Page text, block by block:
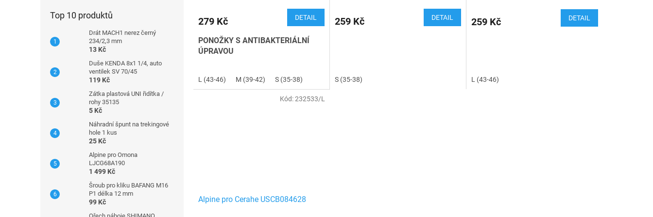
Top 10 produktů
Drát MACH1 nerez černý
234/2,3 mm
13 Kč
Duše KENDA 8x1 1/4, auto
ventilek SV 70/45
119 Kč
Zátka plastová UNI řidítka /
rohy 35135
5 Kč
Náhradní špunt na trekingové
hole 1 kus
25 Kč
Alpine pro Omona
LJCG68A190
1 499 Kč
Šroub pro kliku BAFANG M16
P1 délka 12 mm
99 Kč
279 Kč DETAIL
PONOŽKY S ANTIBAKTERIÁLNÍ
ÚPRAVOU
L (43-46) M (39-42) S (35-38)
259 Kč DETAIL
S (35-38)
259 Kč DETAIL
L (43-46)
Alpine pro Cerahe USCB084628
Kód:232533/L